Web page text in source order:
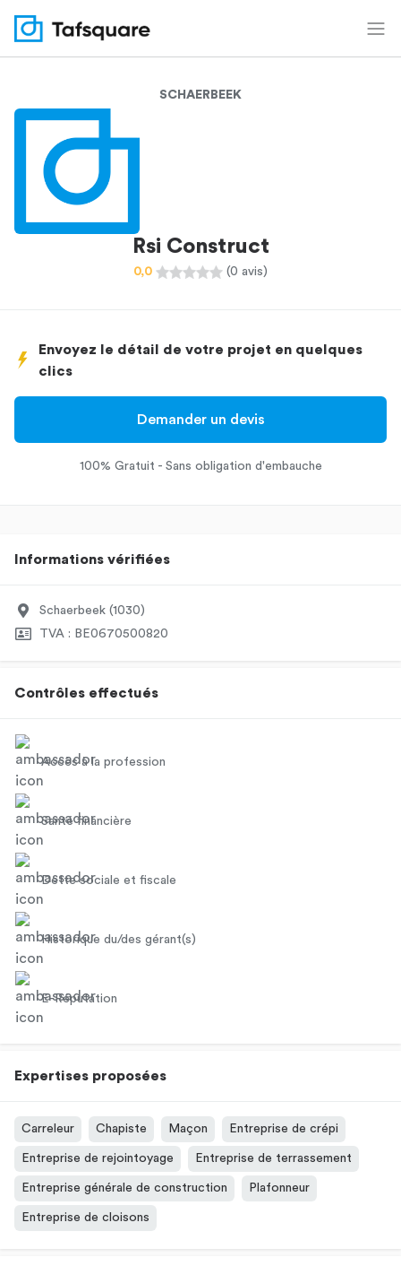
SCHAERBEEK
Rsi Construct
0,0 (0 avis)
Envoyez le détail de votre projet en quelques
clics
Demander un devis
100% Gratuit - Sans obligation d'embauche
Informations vérifiées
Schaerbeek (1030)
TVA : BE0670500820
Contrôles effectués
Accès à la profession
Santé financière
Dette sociale et fiscale
Historique du/des gérant(s)
E-Réputation
Expertises proposées
Carreleur Chapiste Maçon Entreprise de crépi
Entreprise de rejointoyage Entreprise de terrassement
Entreprise générale de construction Plafonneur
Entreprise de cloisons